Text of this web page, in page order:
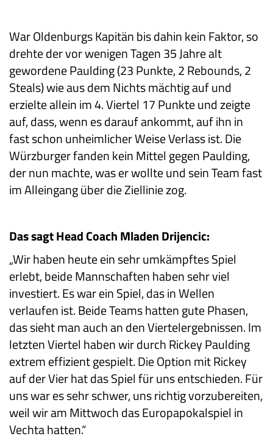
War Oldenburgs Kapitän bis dahin kein Faktor, so
drehte der vor wenigen Tagen 35 Jahre alt
gewordene Paulding (23 Punkte, 2 Rebounds, 2
Steals) wie aus dem Nichts mächtig auf und
erzielte allein im 4. Viertel 17 Punkte und zeigte
auf, dass, wenn es darauf ankommt, auf ihn in
fast schon unheimlicher Weise Verlass ist. Die
Würzburger fanden kein Mittel gegen Paulding,
der nun machte, was er wollte und sein Team fast
im Alleingang über die Ziellinie zog.
Das sagt Head Coach Mladen Drijencic:
„Wir haben heute ein sehr umkämpftes Spiel
erlebt, beide Mannschaften haben sehr viel
investiert. Es war ein Spiel, das in Wellen
verlaufen ist. Beide Teams hatten gute Phasen,
das sieht man auch an den Viertelergebnissen. Im
letzten Viertel haben wir durch Rickey Paulding
extrem effizient gespielt. Die Option mit Rickey
auf der Vier hat das Spiel für uns entschieden. Für
uns war es sehr schwer, uns richtig vorzubereiten,
weil wir am Mittwoch das Europapokalspiel in
Vechta hatten.“